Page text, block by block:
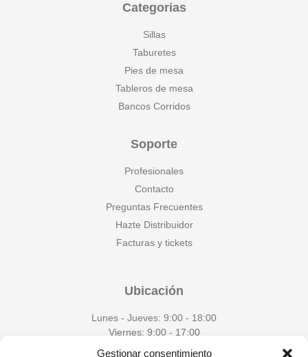
Gestionar consentimiento
Categorias
Sillas
Taburetes
Pies de mesa
Tableros de mesa
Bancos Corridos
Soporte
Profesionales
Contacto
Preguntas Frecuentes
Hazte Distribuidor
Facturas y tickets
Ubicación
Lunes - Jueves: 9:00 - 18:00
Viernes: 9:00 - 17:00
+34 625 60 25 61